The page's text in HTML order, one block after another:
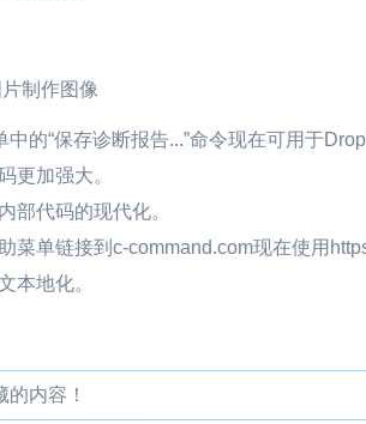
制作图像
中的“保存诊断报告...”命令现在可用于
更加强大。
部代码的现代化。
菜单链接到c-command.com现在使用
本地化。
的内容！